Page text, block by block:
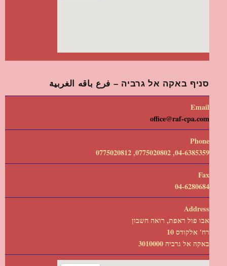
סניף באקה אל גרביה – فرع باقه الغربية
Email
office@raf-cpa.com
Phone
04-6385359, 0775020802, 0775020812
Fax
04-6280684
Address
אבו פול ראפת, רואה חשבון
רח' אלקודס 10
באקה אל גרביה 3010000